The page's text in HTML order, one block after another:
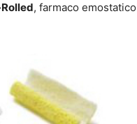
, farmaco